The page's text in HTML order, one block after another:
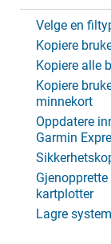
Velge en
Kopiere
Kopiere alle
Kopiere
minnekort
Oppdatere
Garmin
kartplotter
Lagre